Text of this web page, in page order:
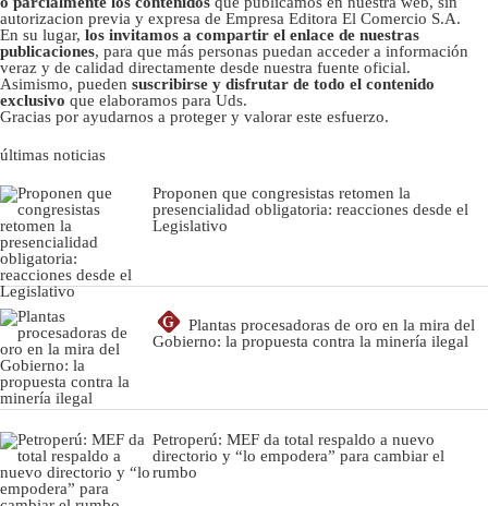
autorizacion previa y expresa de Empresa Editora El Comercio S.A.
En su lugar, los invitamos a compartir el enlace de nuestras
publicaciones, para que más personas puedan acceder a información
veraz y de calidad directamente desde nuestra fuente oficial.
Asimismo, pueden suscribirse y disfrutar de todo el contenido
exclusivo que elaboramos para Uds.
Gracias por ayudarnos a proteger y valorar este esfuerzo.
últimas noticias
Proponen que congresistas retomen la
presencialidad obligatoria: reacciones desde el
Legislativo
G
Plantas procesadoras de oro en la mira del
Gobierno: la propuesta contra la minería ilegal
Petroperú: MEF da total respaldo a nuevo
directorio y “lo empodera” para cambiar el
rumbo